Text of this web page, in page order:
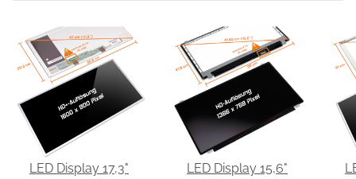
LED Display 17,3"
LED Display 15,6"